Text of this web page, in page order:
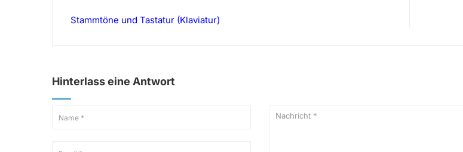
Stammtöne und Tastatur (Klaviatur)
Hinterlass eine Antwort